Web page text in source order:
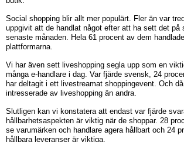
Social shopping blir allt mer populärt. Fler än var
uppgivit att de handlat något efter att ha sett det på
senaste månaden. Hela 61 procent av dem
plattformarna.
Vi har även sett liveshopping segla upp som en
många e-handlare i dag. Var fjärde svensk, 24
har deltagit i ett livestreamat shoppingevent. Och
intresserade av liveshopping än andra.
Slutligen kan vi konstatera att endast var fjärde
hållbarhetsaspekten är viktig när de shoppar. 28
se varumärken och handlare agera hållbart och 24
hållbara leveranser är viktiga.